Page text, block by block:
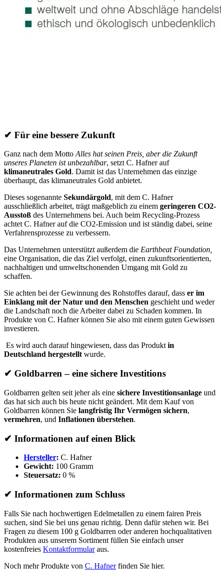
✔ Für eine bessere Zukunft
Ganz nach dem Motto Alles hat seinen Preis, aber die Zukunft
unseres Planeten ist unbezahlbar, setzt C. Hafner auf
klimaneutrales Gold. Damit ist das Unternehmen das einzige
überhaupt, das klimaneutrales Gold anbietet.
Dieses sogenannte Sekundärgold, mit dem C. Hafner
ausschließlich arbeitet, trägt maßgeblich zu einem geringeren CO2-
Ausstoß des Unternehmens bei. Auch beim Recycling-Prozess
achtet C. Hafner auf die CO2-Emission und ist ständig dabei, seine
Verfahrensprozesse zu verbessern.
Das Unternehmen unterstützt außerdem die Earthbeat Foundation,
eine Organisation, die das Ziel verfolgt, einen zukunftsorientierten,
nachhaltigen und umweltschonenden Umgang mit Gold zu
schaffen.
Sie achten bei der Gewinnung des Rohstoffes darauf, dass er im
Einklang mit der Natur und den Menschen geschieht und weder
die Landschaft noch die Arbeiter dabei zu Schaden kommen. In
Produkte von C. Hafner können Sie also mit einem guten Gewissen
investieren.
Es wird auch darauf hingewiesen, dass das Produkt in
Deutschland hergestellt wurde.
✔ Goldbarren – eine sichere Investitions
Goldbarren gelten seit jeher als eine sichere Investitionsanlage und
das hat sich auch bis heute nicht geändert. Mit dem Kauf von
Goldbarren können Sie langfristig Ihr Vermögen sichern,
vermehren, und Inflationen überstehen.
✔ Informationen auf einen Blick
Hersteller: C. Hafner
Gewicht: 100 Gramm
Steuersatz: 0 %
✔ Informationen zum Schluss
Falls Sie nach hochwertigen Edelmetallen zu einem fairen Preis
suchen, sind Sie bei uns genau richtig. Denn dafür stehen wir. Bei
Fragen zu diesem 100 g Goldbarren oder anderen hochqualitativen
Produkten aus unserem Sortiment füllen Sie einfach unser
kostenfreies Kontaktformularaus.
Noch mehr Produkte von C. Hafnerfinden Sie hier.